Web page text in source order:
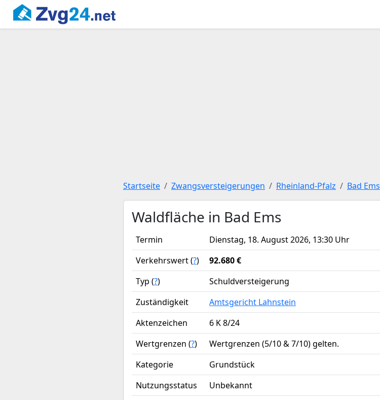
Startseite Zwangsversteigerungen Rheinland-Pfalz Bad Ems
Waldfläche in Bad Ems
Termin
Dienstag, 18. August 2026, 13:30 Uhr
Verkehrswert (?)
92.680 €
Typ (?)
Schuldversteigerung
Zuständigkeit
Amtsgericht Lahnstein
Aktenzeichen
6 K 8/24
Wertgrenzen (?)
Wertgrenzen (5/10 & 7/10) gelten.
Kategorie
Grundstück
Nutzungsstatus
Unbekannt